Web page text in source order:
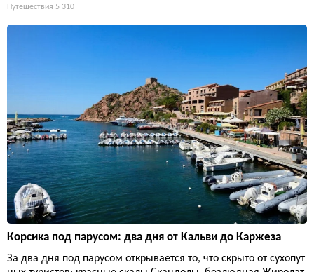
Путешествия 5 310
Корсика под парусом: два дня от Кальви до Каржеза
За два дня под парусом открывается то, что скрыто от сухопут